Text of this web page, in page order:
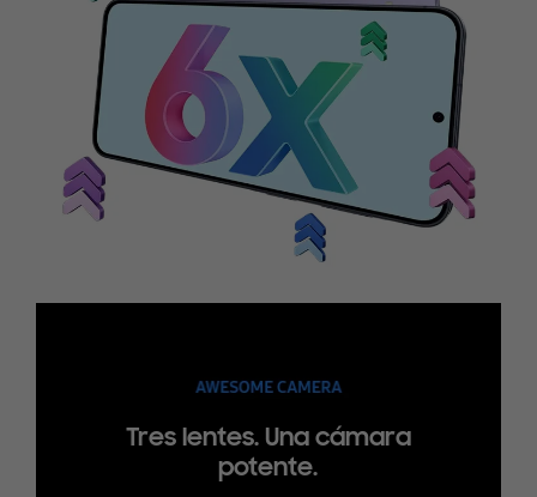
Tres lentes. Una cámara
potente.